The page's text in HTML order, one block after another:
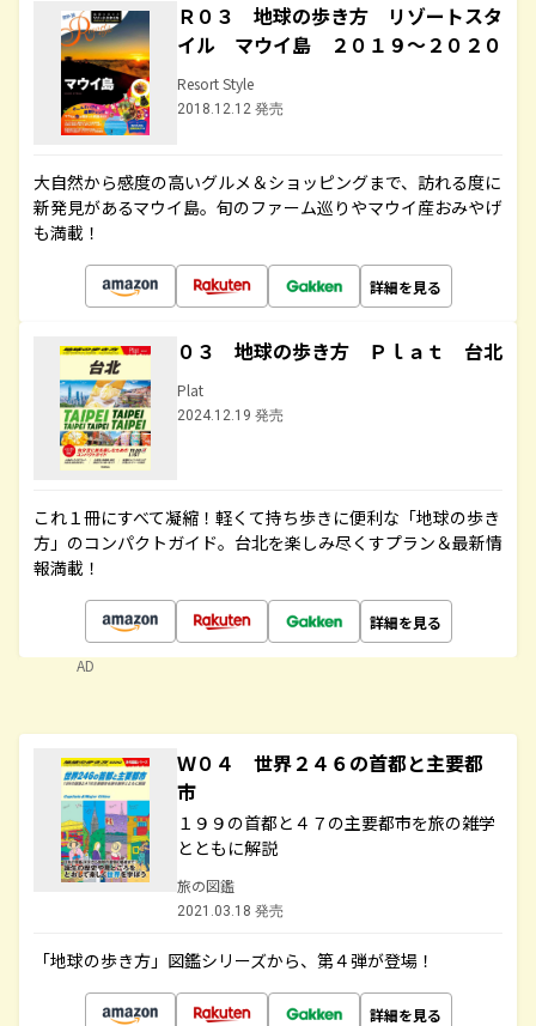
Ｒ０３ 地球の歩き方 リゾートスタ
イル マウイ島 ２０１９～２０２０
Resort Style
2018.12.12 発売
大自然から感度の高いグルメ＆ショッピングまで、訪れる度に
新発見があるマウイ島。旬のファーム巡りやマウイ産おみやげ
も満載！
詳細を見る
０３ 地球の歩き方 Ｐｌａｔ 台北
Plat
2024.12.19 発売
これ１冊にすべて凝縮！軽くて持ち歩きに便利な「地球の歩き
方」のコンパクトガイド。台北を楽しみ尽くすプラン＆最新情
報満載！
詳細を見る
AD
Ｗ０４ 世界２４６の首都と主要都
市
１９９の首都と４７の主要都市を旅の雑学
とともに解説
旅の図鑑
2021.03.18 発売
「地球の歩き方」図鑑シリーズから、第４弾が登場！
詳細を見る